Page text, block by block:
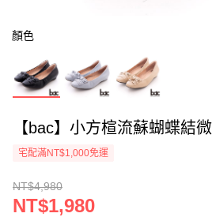
顏色
【bac】小方楦流蘇蝴蝶結
宅配滿NT$1,000免運
NT$4,980
NT$1,980